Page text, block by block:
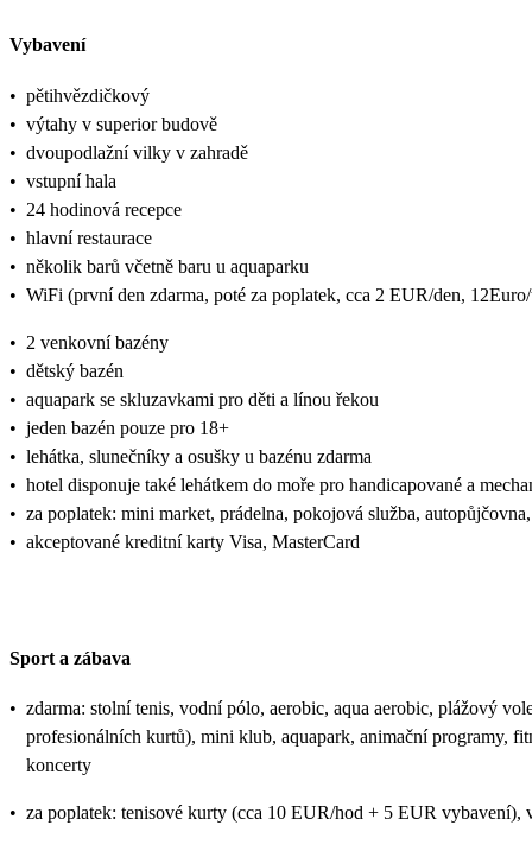
Vybavení
• pětihvězdičkový
• výtahy v superior budově
• dvoupodlažní vilky v zahradě
• vstupní hala
• 24 hodinová recepce
• hlavní restaurace
• několik barů včetně baru u aquaparku
• WiFi (první den zdarma, poté za poplatek, cca 2 EUR/den,
• 2 venkovní bazény
• dětský bazén
• aquapark se skluzavkami pro děti a línou řekou
• jeden bazén pouze pro 18+
• lehátka, slunečníky a osušky u bazénu zdarma
• hotel disponuje také lehátkem do moře pro handicapované a
• za poplatek: mini market, prádelna, pokojová služba,
• akceptované kreditní karty Visa, MasterCard
Sport a zábava
• zdarma: stolní tenis, vodní pólo, aerobic, aqua aerobic, plážový
profesionálních kurtů), mini klub, aquapark, animační programy,
koncerty
• za poplatek: tenisové kurty (cca 10 EUR/hod + 5 EUR vybavení),